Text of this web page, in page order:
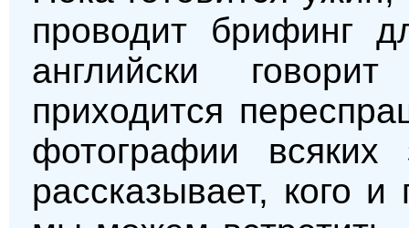
проводит брифинг
английски
приходится
фотографии
рассказывает, кого и